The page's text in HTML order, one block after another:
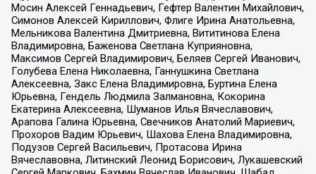
Мосин Алексей Геннадьевич, Гефтер Валентин Михайлович,
Симонов Алексей Кириллович, Флиге Ирина Анатольевна,
Мельникова Валентина Дмитриевна, Вититинова Елена
Владимировна, Баженова Светлана Куприяновна,
Максимов Сергей Владимирович, Беляев Сергей Иванович,
Голубева Елена Николаевна, Ганнушкина Светлана
Алексеевна, Закс Елена Владимировна, Буртина Елена
Юрьевна, Гендель Людмила Залмановна, Кокорина
Екатерина Алексеевна, Шуманов Илья Вячеславович,
Арапова Галина Юрьевна, Свечников Анатолий Мариевич,
Прохоров Вадим Юрьевич, Шахова Елена Владимировна,
Подузов Сергей Васильевич, Протасова Ирина
Вячеславовна, Литинский Леонид Борисович, Лукашевский